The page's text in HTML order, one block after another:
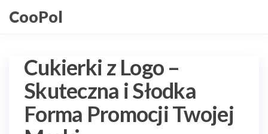
doCooPol
Cukierki z Logo –
Skuteczna i Słodka
Forma Promocji Twojej